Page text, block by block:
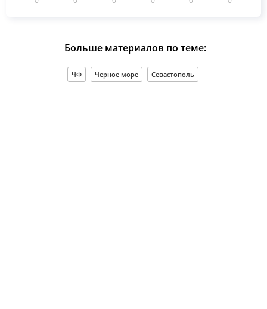
Больше материалов по теме:
ЧФ Черное море Севастополь